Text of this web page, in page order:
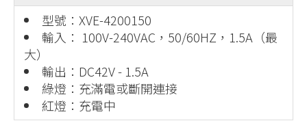
型號：XVE-4200150
輸入： 100V-240VAC，50/60HZ，1.5A（最
大）
輸出：DC42V - 1.5A
綠燈：充滿電或斷開連接
紅燈：充電中